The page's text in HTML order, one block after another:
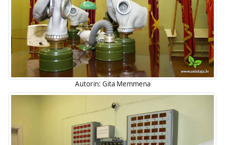
Autorin: Gita Memmena